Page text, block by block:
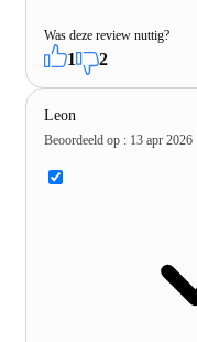
Was deze review nuttig?
1 2
Leon
Beoordeeld op : 13 apr 2026